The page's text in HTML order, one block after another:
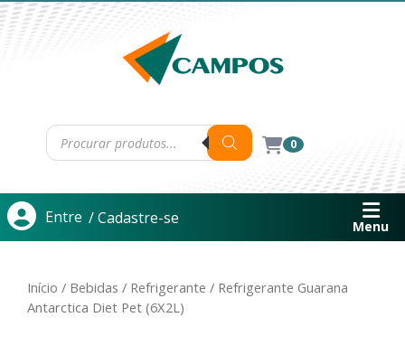
0
Entre / Cadastre-se Menu
Início / Bebidas / Refrigerante / Refrigerante Guarana
Antarctica Diet Pet (6X2L)